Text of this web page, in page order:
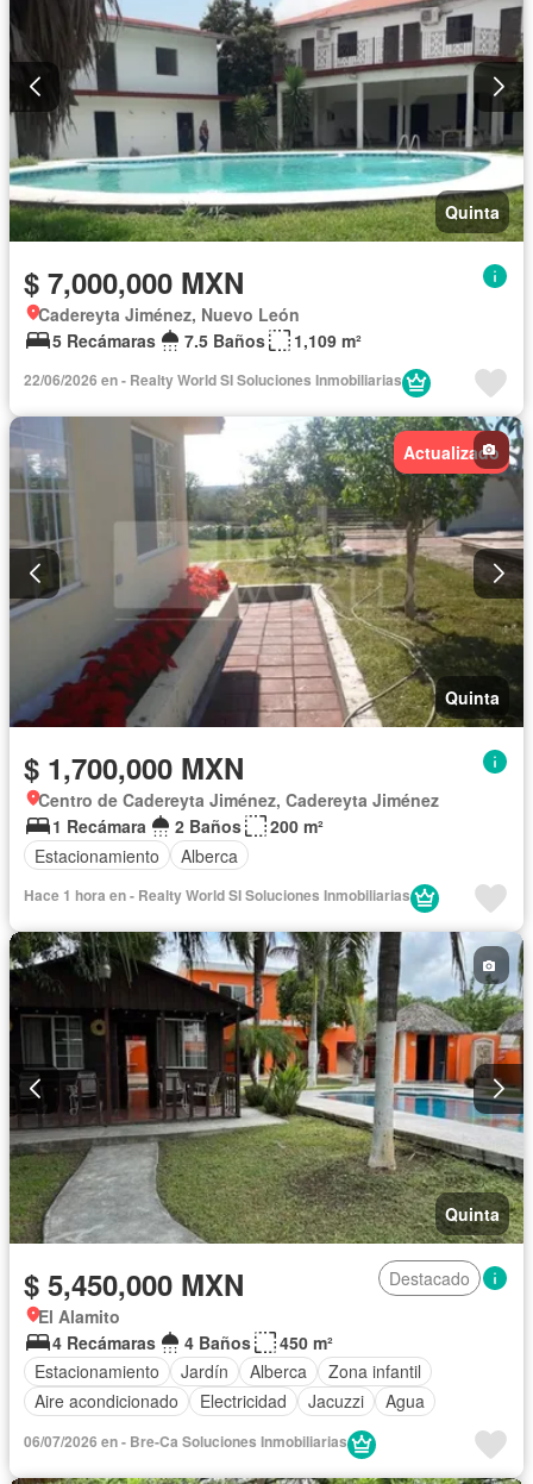
Quinta
$ 7,000,000 MXN
Cadereyta Jiménez, Nuevo León
5 Recámaras
7.5 Baños 1,109 m²
22/06/2026 en - Realty World SI Soluciones Inmobiliarias
Actualizado
Quinta
$ 1,700,000 MXN
Centro de Cadereyta Jiménez, Cadereyta Jiménez
1 Recámara
2 Baños
200 m²
Estacionamiento
Alberca
Hace 1 hora en - Realty World SI Soluciones Inmobiliarias
Quinta
$ 5,450,000 MXN
Destacado
El Alamito
4 Recámaras
4 Baños
450 m²
Estacionamiento
Jardín Alberca
Zona infantil
Aire acondicionado
Electricidad Jacuzzi Agua
06/07/2026 en - Bre-Ca Soluciones Inmobiliarias